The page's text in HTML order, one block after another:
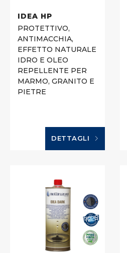
IDEA HP
PROTETTIVO,
ANTIMACCHIA,
EFFETTO NATURALE
IDRO E OLEO
REPELLENTE PER
MARMO, GRANITO E
PIETRE
DETTAGLI